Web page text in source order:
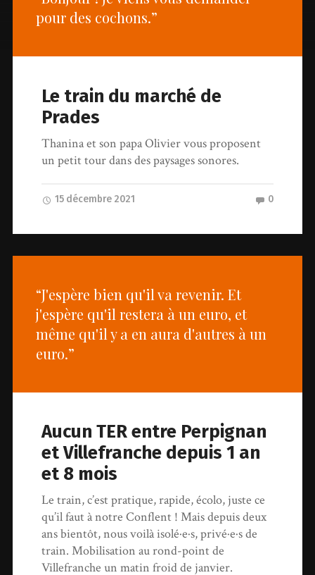
pour des cochons.”
Le train du marché de
Prades
Thanina et son papa Olivier vous proposent
un petit tour dans des paysages sonores.
15 décembre 2021 0
“J'espère bien qu'il va revenir. Et
j'espère qu'il restera à un euro, et
même qu'il y a en aura d'autres à un
euro.”
Aucun TER entre Perpignan
et Villefranche depuis 1 an
et 8 mois
Le train, c’est pratique, rapide, écolo, juste ce
qu’il faut à notre Conflent ! Mais depuis deux
ans bientôt, nous voilà isolé·e·s, privé·e·s de
train. Mobilisation au rond-point de
Villefranche un matin froid de janvier.